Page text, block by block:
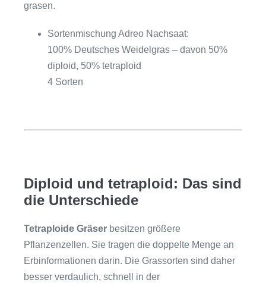
grasen.
Sortenmischung Adreo Nachsaat:
100% Deutsches Weidelgras – davon 50%
diploid, 50% tetraploid
4 Sorten
Diploid und tetraploid: Das sind
die Unterschiede
Tetraploide Gräser besitzen größere
Pflanzenzellen. Sie tragen die doppelte Menge an
Erbinformationen darin. Die Grassorten sind daher
besser verdaulich, schnell in der